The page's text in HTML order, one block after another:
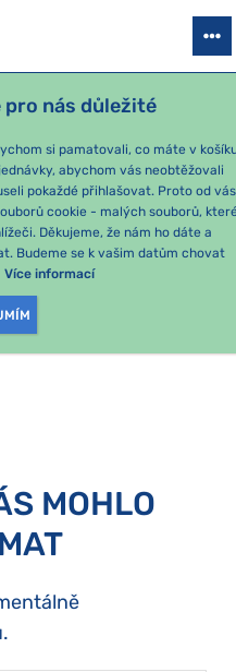
pro nás důležité
si pamatovali, co máte v
abychom vás neobtěžovali
pokaždé přihlašovat. Proto od vás
cookie - malých souborů,
Děkujeme, že nám ho dáte a
Budeme se k vašim datům chovat
Více informací
SEZÓNNÍ BALÍČKY PRO DĚTI
SE, ALE
MOHLO